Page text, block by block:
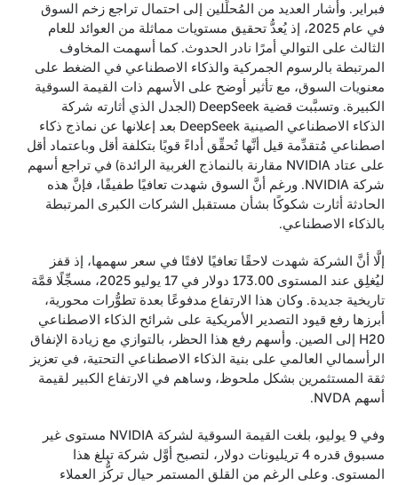
فبراير. وأشار العديد من المُحلِّلين إلى احتمال تراجع زخم السوق
في عام 2025، إذ يُعدُّ تحقيق مستويات مماثلة من العوائد للعام
الثالث على التوالي أمرًا نادر الحدوث. كما أسهمت المخاوف
المرتبطة بالرسوم الجمركية والذكاء الاصطناعي في الضغط على
معنويات السوق، مع تأثير أوضح على الأسهم ذات القيمة السوقية
الكبيرة. وتسبَّبت قضية DeepSeek (الجدل الذي أثارته شركة
الذكاء الاصطناعي الصينية DeepSeek بعد إعلانها عن نماذج ذكاء
اصطناعي مُتقدِّمة قيل أنَّها تُحقِّق أداءً قويًا بتكلفة أقل وباعتماد أقل
على عتاد NVIDIA مقارنة بالنماذج الغربية الرائدة) في تراجع أسهم
شركة NVIDIA. ورغم أنَّ السوق شهدت تعافيًا طفيفًا، فإنَّ هذه
الحادثة أثارت شكوكًا بشأن مستقبل الشركات الكبرى المرتبطة
بالذكاء الاصطناعي.
إلَّا أنَّ الشركة شهدت لاحقًا تعافيًا لافتًا في سعر سهمها، إذ قفز
ليُغلِق عند المستوى 173.00 دولار في 17 يوليو 2025، مسجِّلًا قمَّة
تاريخية جديدة. وكان هذا الارتفاع مدفوعًا بعدة تطوُّرات محورية،
أبرزها رفع قيود التصدير الأمريكية على شرائح الذكاء الاصطناعي
H20 إلى الصين. وأسهم رفع هذا الحظر، بالتوازي مع زيادة الإنفاق
الرأسمالي العالمي على بنية الذكاء الاصطناعي التحتية، في تعزيز
ثقة المستثمرين بشكل ملحوظ، وساهم في الارتفاع الكبير لقيمة
أسهم NVDA.
وفي 9 يوليو، بلغت القيمة السوقية لشركة NVIDIA مستوى غير
مسبوق قدره 4 تريليونات دولار، لتصبح أوَّل شركة تبلغ هذا
المستوى. وعلى الرغم من القلق المستمر حيال تركُّز العملاء